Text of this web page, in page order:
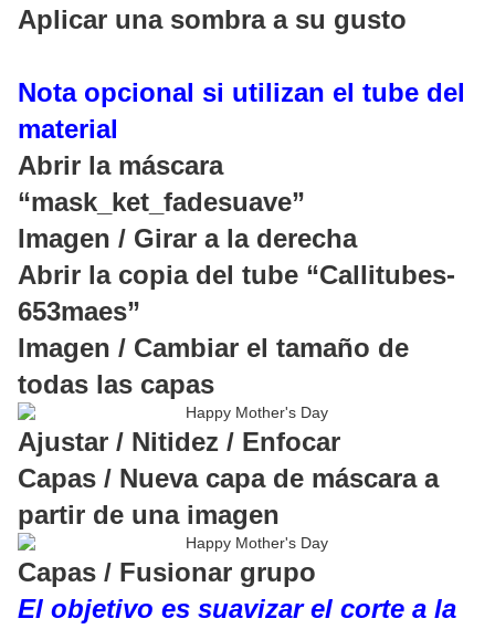
Aplicar una sombra a su gusto
Nota opcional si utilizan el tube del
material
Abrir la máscara
“mask_ket_fadesuave”
Imagen / Girar a la derecha
Abrir la copia del tube “Callitubes-
653maes”
Imagen / Cambiar el tamaño de
todas las capas
Ajustar / Nitidez / Enfocar
Capas / Nueva capa de máscara a
partir de una imagen
Capas / Fusionar grupo
El objetivo es suavizar el corte a la